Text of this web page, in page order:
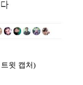
트윗 캡처)